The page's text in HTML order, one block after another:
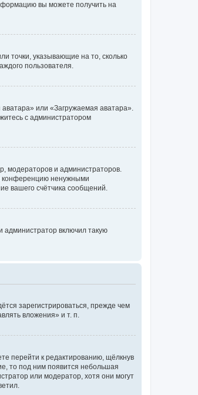
вы можете получить на
точки, указывающие на то, сколько
пользователя.
или «Загружаемая аватара».
с администратором
модераторов и администраторов.
конференцию ненужными
вашего счётчика сообщений.
администратор включил такую
зарегистрироваться, прежде чем
вложения» и т. п.
перейти к редактированию, щёлкнув
то под ним появится небольшая
или модератор, хотя они могут